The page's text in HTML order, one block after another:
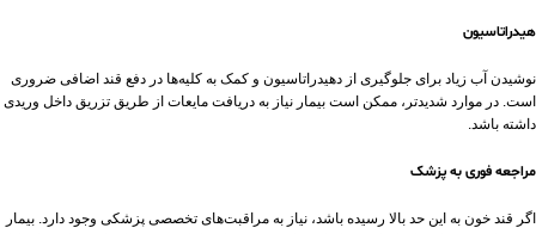
هیدراتاسیون
نوشیدن آب زیاد برای جلوگیری از دهیدراتاسیون و کمک به کلیه‌ها در دفع قند اضافی ضروری
است. در موارد شدیدتر، ممکن است بیمار نیاز به دریافت مایعات از طریق تزریق داخل وریدی
داشته باشد.
مراجعه فوری به پزشک
اگر قند خون به این حد بالا رسیده باشد، نیاز به مراقبت‌های تخصصی پزشکی وجود دارد. بیمار